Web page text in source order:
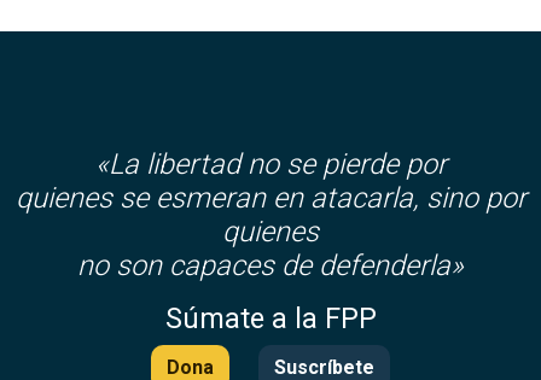
«La libertad no se pierde por
quienes se esmeran en atacarla, sino por
quienes
no son capaces de defenderla»
Súmate a la FPP
Dona Suscríbete